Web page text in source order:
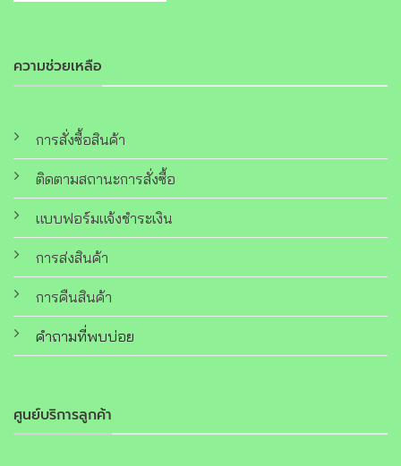
ความช่วยเหลือ
การสั่งซื้อสินค้า
ติดตามสถานะการสั่งซื้อ
แบบฟอร์มแจ้งชำระเงิน
การส่งสินค้า
การคืนสินค้า
คำถามที่พบบ่อย
ศูนย์บริการลูกค้า